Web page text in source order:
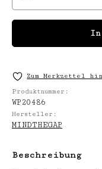
In
Zum Merkzettel
Produktnummer:
WP20486
Hersteller:
MINDTHEGAP
Beschreibung